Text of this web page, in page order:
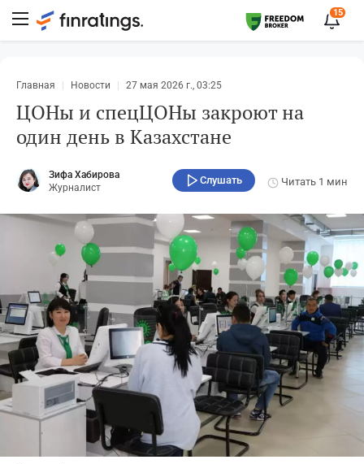
15
Главная Новости 27 мая 2026 г., 03:25
ЦОНы и спецЦОНы закроют на
один день в Казахстане
Зифа Хабирова
Журналист
Слушать Читать 1 мин